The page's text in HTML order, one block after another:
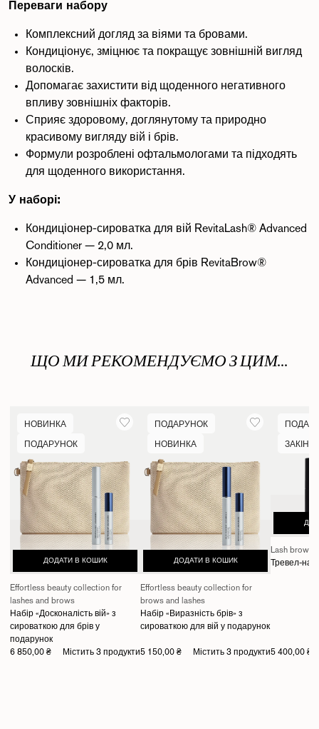
Переваги набору
Комплексний догляд за віями та бровами.
Кондиціонує, зміцнює та покращує зовнішній вигляд
волосків.
Допомагає захистити від щоденного негативного
впливу зовнішніх факторів.
Сприяє здоровому, доглянутому та природно
красивому вигляду вій і брів.
Формули розроблені офтальмологами та підходять
для щоденного використання.
У наборі:
Кондиціонер-сироватка для вій RevitaLash® Advanced
Conditioner — 2,0 мл.
Кондиціонер-сироватка для брів RevitaBrow®
Advanced — 1,5 мл.
ЩО МИ РЕКОМЕНДУЄМО З ЦИМ...
НОВИНКА
ПОДАРУНОК
ДОДАТИ В КОШИК
Effortless beauty collection for
lashes and brows
Набір «Досконалість вій» з
сироваткою для брів у
подарунок
6 850,00 ₴
Містить 3 продукти
ПОДАРУНОК
НОВИНКА
ДОДАТИ В КОШИК
Effortless beauty collection for
brows and lashes
Набір «Виразність брів» з
сироваткою для вій у подарунок
5 150,00 ₴ Містить 3 продукти
Lash brow
Тревел-
5 400,00 ₴